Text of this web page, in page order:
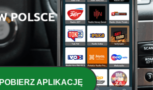
POBIERZ APLIKACJĘ